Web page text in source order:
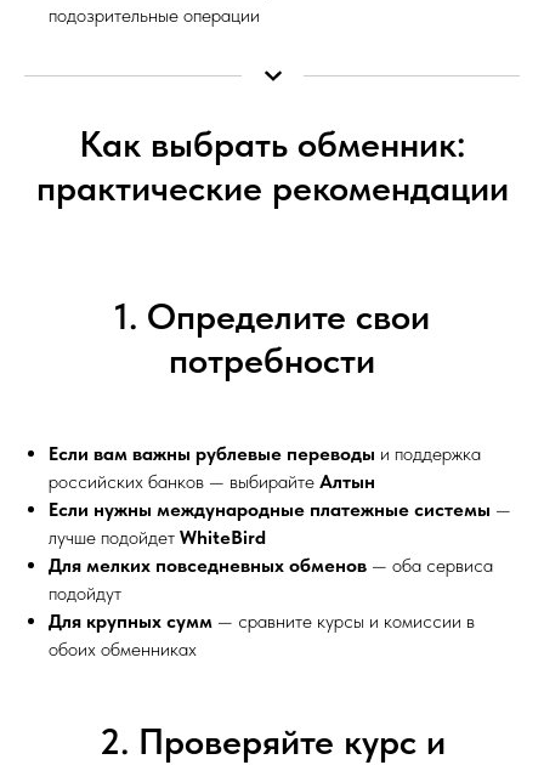
подозрительные операции
Как выбрать обменник:
практические рекомендации
1. Определите свои
потребности
Если вам важны рублевые переводы и поддержка
российских банков — выбирайте Алтын
Если нужны международные платежные системы —
лучше подойдет WhiteBird
Для мелких повседневных обменов — оба сервиса
подойдут
Для крупных сумм — сравните курсы и комиссии в
обоих обменниках
2. Проверяйте курс и